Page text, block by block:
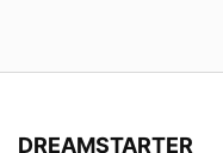
DREAMSTARTER